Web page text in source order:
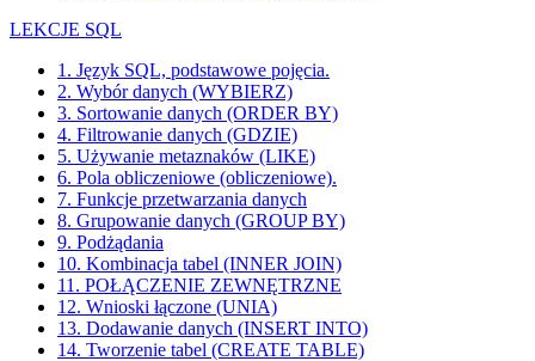
LEKCJE SQL
1. Język SQL, podstawowe pojęcia.
2. Wybór danych (WYBIERZ)
3. Sortowanie danych (ORDER BY)
4. Filtrowanie danych (GDZIE)
5. Używanie metaznaków (LIKE)
6. Pola obliczeniowe (obliczeniowe).
7. Funkcje przetwarzania danych
8. Grupowanie danych (GROUP BY)
9. Podżądania
10. Kombinacja tabel (INNER JOIN)
11. POŁĄCZENIE ZEWNĘTRZNE
12. Wnioski łączone (UNIA)
13. Dodawanie danych (INSERT INTO)
14. Tworzenie tabel (CREATE TABLE)